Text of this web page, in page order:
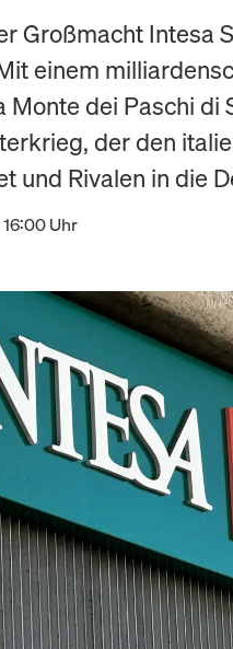
Großmacht Intesa
einem
Monte dei Paschi
der den
und Rivalen in die
Uhr